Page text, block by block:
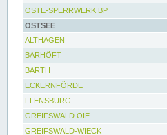
OSTE-SPERRWERK BP
OSTSEE
ALTHAGEN
BARHÖFT
BARTH
ECKERNFÖRDE
FLENSBURG
GREIFSWALD OIE
GREIFSWALD-WIECK